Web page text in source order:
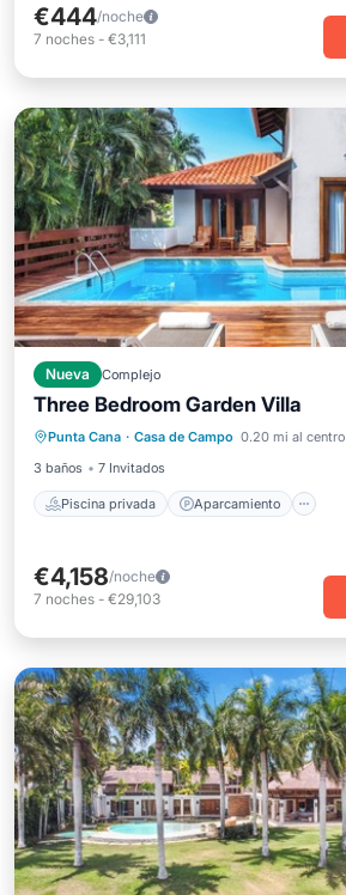
€444/noche
7 noches - €3,111
Nueva Complejo
Three Bedroom Garden Villa
Punta Cana · Casa de Campo 0.20 mi al centro
3 baños
7 Invitados
Piscina privada Aparcamiento
Piscina privada
Aparcamiento
Piscina
Balcón/Terraza
€4,158/noche
7 noches - €29,103